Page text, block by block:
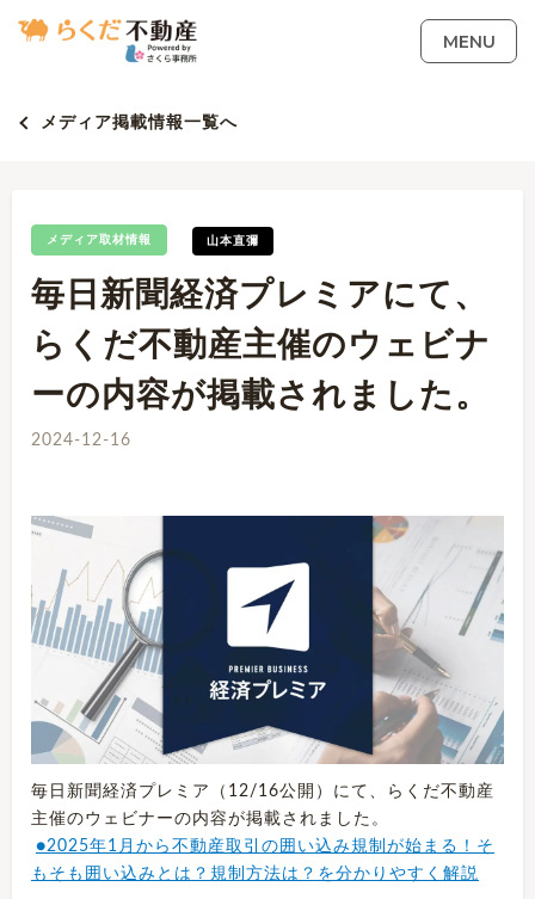
MENU
メディア掲載情報一覧へ
メディア取材情報 山本直彌
毎日新聞経済プレミアにて、
らくだ不動産主催のウェビナ
ーの内容が掲載されました。
2024-12-16
毎日新聞経済プレミア（12/16公開）にて、らくだ不動産
主催のウェビナーの内容が掲載されました。
●2025年1月から不動産取引の囲い込み規制が始まる！そ
もそも囲い込みとは？規制方法は？を分かりやすく解説